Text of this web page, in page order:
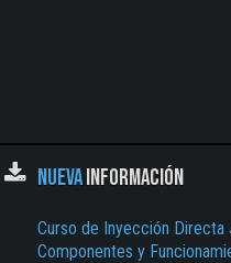
NUEVAINFORMACIÓN
Curso de Inyección
Componentes y